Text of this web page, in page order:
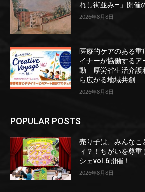
れし街並み―」開催
2026年8月8日
医療的ケアのある
イナーが協働する
動 厚労省生活介護
ら広がる地域共創
2026年8月8日
POPULAR POSTS
売り子は、みんな
ィ？！ちがいを尊
シェvol.6開催！
2026年8月8日